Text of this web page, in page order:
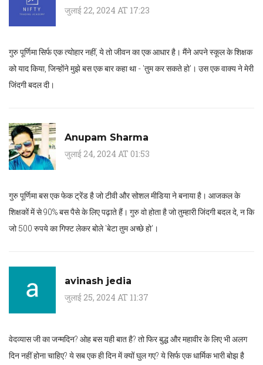
जुलाई 22, 2024 AT 17:23
गुरु पूर्णिमा सिर्फ एक त्योहार नहीं, ये तो जीवन का एक आधार है। मैंने अपने स्कूल के शिक्षक
को याद किया, जिन्होंने मुझे बस एक बार कहा था - 'तुम कर सकते हो'। उस एक वाक्य ने मेरी
जिंदगी बदल दी।
Anupam Sharma
जुलाई 24, 2024 AT 01:53
गुरु पूर्णिमा बस एक फेक ट्रेंड है जो टीवी और सोशल मीडिया ने बनाया है। आजकल के
शिक्षकों में से 90% बस पैसे के लिए पढ़ाते हैं। गुरु वो होता है जो तुम्हारी जिंदगी बदल दे, न कि
जो 500 रुपये का गिफ्ट लेकर बोले 'बेटा तुम अच्छे हो'।
avinash jedia
जुलाई 25, 2024 AT 11:37
वेदव्यास जी का जन्मदिन? ओह बस यही बात है? तो फिर बुद्ध और महावीर के लिए भी अलग
दिन नहीं होना चाहिए? ये सब एक ही दिन में क्यों घुल गए? ये सिर्फ एक धार्मिक भारी बोझ है